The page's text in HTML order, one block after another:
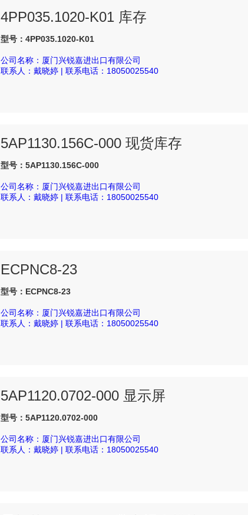
4PP035.1020-K01 库存
型号：4PP035.1020-K01
公司名称：厦门兴锐嘉进出口有限公司
联系人：戴晓婷 | 联系电话：18050025540
5AP1130.156C-000 现货库存
型号：5AP1130.156C-000
公司名称：厦门兴锐嘉进出口有限公司
联系人：戴晓婷 | 联系电话：18050025540
ECPNC8-23
型号：ECPNC8-23
公司名称：厦门兴锐嘉进出口有限公司
联系人：戴晓婷 | 联系电话：18050025540
5AP1120.0702-000 显示屏
型号：5AP1120.0702-000
公司名称：厦门兴锐嘉进出口有限公司
联系人：戴晓婷 | 联系电话：18050025540